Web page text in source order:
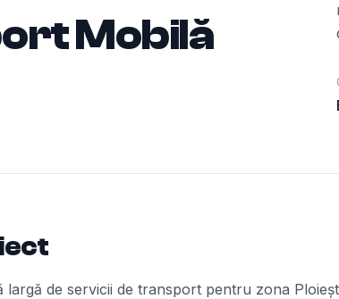
Mobilă
largă de servicii de transport pentru zona